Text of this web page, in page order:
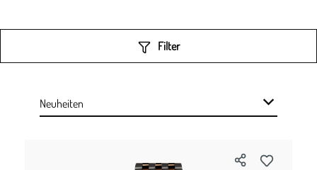
Filter
Neuheiten